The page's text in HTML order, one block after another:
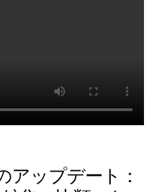
アップデート：